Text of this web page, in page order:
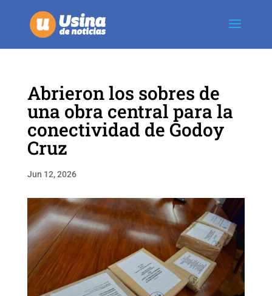
Abrieron los sobres de
una obra central para la
conectividad de Godoy
Cruz
Jun 12, 2026